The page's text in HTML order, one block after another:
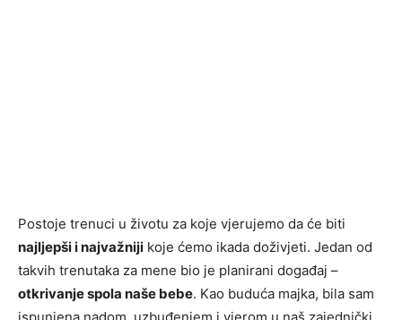
Postoje trenuci u životu za koje vjerujemo da će biti
najljepši i najvažniji koje ćemo ikada doživjeti. Jedan od
takvih trenutaka za mene bio je planirani događaj –
otkrivanje spola naše bebe. Kao buduća majka, bila sam